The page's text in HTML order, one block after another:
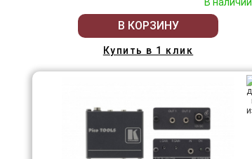
В КОРЗИНУ
Купить в 1 клик